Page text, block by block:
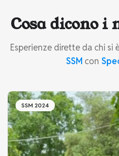
Cosa dicono
Esperienze dirette da chi si
SSM con
SSM 2024